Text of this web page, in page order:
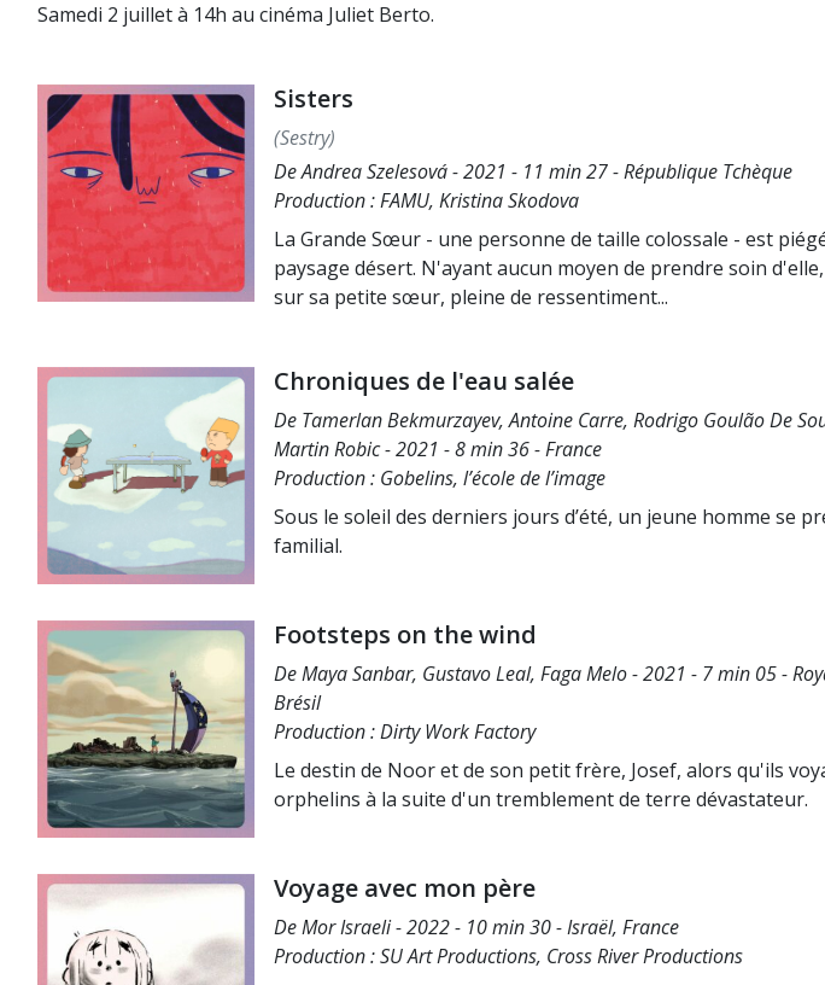
Samedi 2 juillet à 14h au cinéma Juliet Berto.
Sisters
(Sestry)
De Andrea Szelesová - 2021 - 11 min 27 - République Tchèque
Production : FAMU, Kristina Skodova
La Grande Sœur - une personne de taille colossale - est
paysage désert. N'ayant aucun moyen de prendre soin
sur sa petite sœur, pleine de ressentiment...
Chroniques de l'eau salée
De Tamerlan Bekmurzayev, Antoine Carre, Rodrigo Goulão De
Martin Robic - 2021 - 8 min 36 - France
Production : Gobelins, l’école de l’image
Sous le soleil des derniers jours d’été, un jeune homme se
familial.
Footsteps on the wind
De Maya Sanbar, Gustavo Leal, Faga Melo - 2021 - 7 min 05 -
Brésil
Production : Dirty Work Factory
Le destin de Noor et de son petit frère, Josef, alors qu'ils
orphelins à la suite d'un tremblement de terre dévastateur.
Voyage avec mon père
De Mor Israeli - 2022 - 10 min 30 - Israël, France
Production : SU Art Productions, Cross River Productions